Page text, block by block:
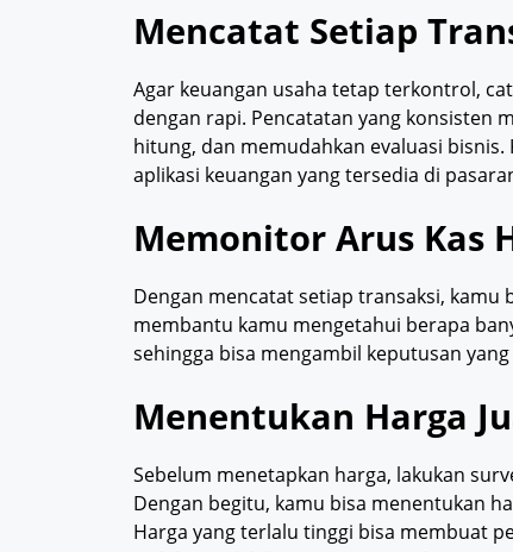
Mencatat Setiap
Agar keuangan usaha tetap terkontrol,
dengan rapi. Pencatatan yang konsisten
hitung, dan memudahkan evaluasi
aplikasi keuangan yang tersedia di
Memonitor Arus Kas
Dengan mencatat setiap transaksi,
membantu kamu mengetahui berapa
sehingga bisa mengambil keputusan
Menentukan Harga
Sebelum menetapkan harga, lakukan
Dengan begitu, kamu bisa menentukan
Harga yang terlalu tinggi bisa membuat